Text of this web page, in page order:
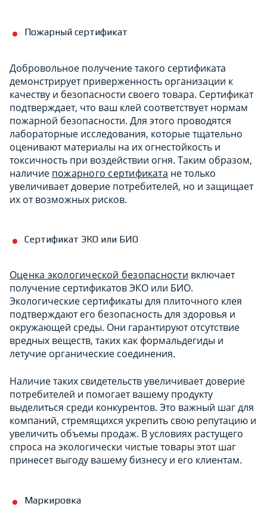
Пожарный сертификат
Добровольное получение такого сертификата
демонстрирует приверженность организации к
качеству и безопасности своего товара. Сертификат
подтверждает, что ваш клей соответствует нормам
пожарной безопасности. Для этого проводятся
лабораторные исследования, которые тщательно
оценивают материалы на их огнестойкость и
токсичность при воздействии огня. Таким образом,
наличие пожарного сертификата не только
увеличивает доверие потребителей, но и защищает
их от возможных рисков.
Сертификат ЭКО или БИО
Оценка экологической безопасности включает
получение сертификатов ЭКО или БИО.
Экологические сертификаты для плиточного клея
подтверждают его безопасность для здоровья и
окружающей среды. Они гарантируют отсутствие
вредных веществ, таких как формальдегиды и
летучие органические соединения.
Наличие таких свидетельств увеличивает доверие
потребителей и помогает вашему продукту
выделиться среди конкурентов. Это важный шаг для
компаний, стремящихся укрепить свою репутацию и
увеличить объемы продаж. В условиях растущего
спроса на экологически чистые товары этот шаг
принесет выгоду вашему бизнесу и его клиентам.
Маркировка